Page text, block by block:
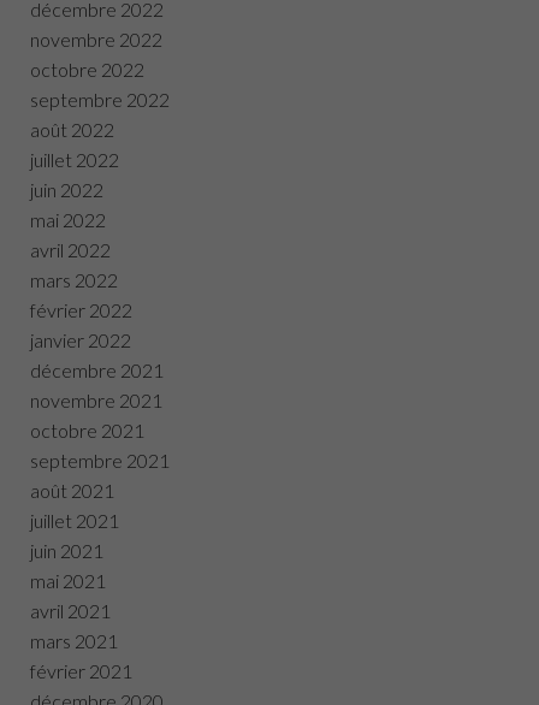
décembre 2022
novembre 2022
octobre 2022
septembre 2022
août 2022
juillet 2022
juin 2022
mai 2022
avril 2022
mars 2022
février 2022
janvier 2022
décembre 2021
novembre 2021
octobre 2021
septembre 2021
août 2021
juillet 2021
juin 2021
mai 2021
avril 2021
mars 2021
février 2021